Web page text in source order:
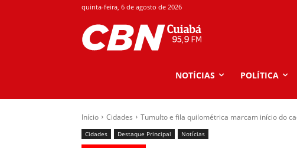
quinta-feira, 6 de agosto de 2026
NOTÍCIAS POLÍTICA
Início Cidades Tumulto e fila quilométrica marcam início do
Cidades Destaque Principal Notícias